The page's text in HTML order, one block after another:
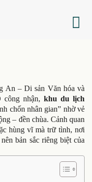
An – Di sản Văn hóa và
nhận, khu du lịch
chốn nhân gian” nhờ vẻ
– đền chùa. Cảnh quan
hùng vĩ mà trữ tình, nơi
bản sắc riêng biệt của